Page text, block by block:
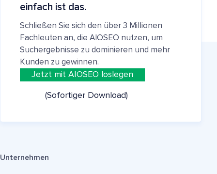
einfach ist das.
Schließen Sie sich den über 3 Millionen
Fachleuten an, die AIOSEO nutzen, um
Suchergebnisse zu dominieren und mehr
Kunden zu gewinnen.
Jetzt mit AIOSEO loslegen
(Sofortiger Download)
Unternehmen